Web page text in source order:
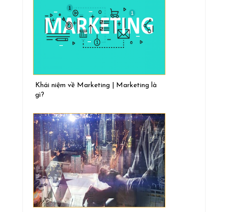
Khái niệm về Marketing | Marketing là
gì?